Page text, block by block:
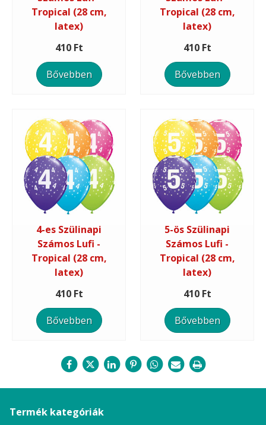
Tropical (28 cm,
latex)
410 Ft
Bővebben
Tropical (28 cm,
latex)
410 Ft
Bővebben
4-es Szülinapi
Számos Lufi -
Tropical (28 cm,
latex)
410 Ft
Bővebben
5-ös Szülinapi
Számos Lufi -
Tropical (28 cm,
latex)
410 Ft
Bővebben
Termék kategóriák